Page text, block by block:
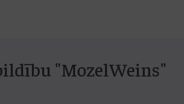
"MozelWeins"